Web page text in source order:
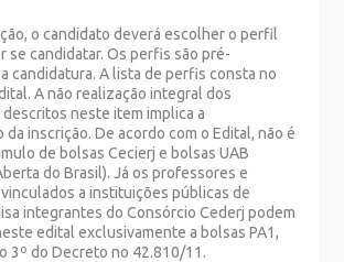
o candidato deverá escolher o perfil
se candidatar. Os perfis são pré-
candidatura. A lista de perfis consta no
A não realização integral dos
neste item implica a
inscrição. De acordo com o Edital, não é
de bolsas Cecierj e bolsas UAB
do Brasil). Já os professores e
a instituições públicas de
integrantes do Consórcio Cederj podem
edital exclusivamente a bolsas PA1,
3º do Decreto no 42.810/11.